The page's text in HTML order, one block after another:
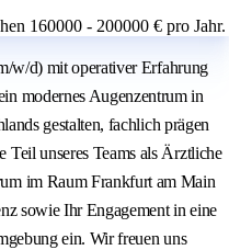
160000 - 200000 € pro Jahr.
w/d) mit operativer Erfahrung
modernes Augenzentrum in
gestalten, fachlich prägen
unseres Teams als Ärztliche
im Raum Frankfurt am Main
sowie Ihr Engagement in eine
ein. Wir freuen uns